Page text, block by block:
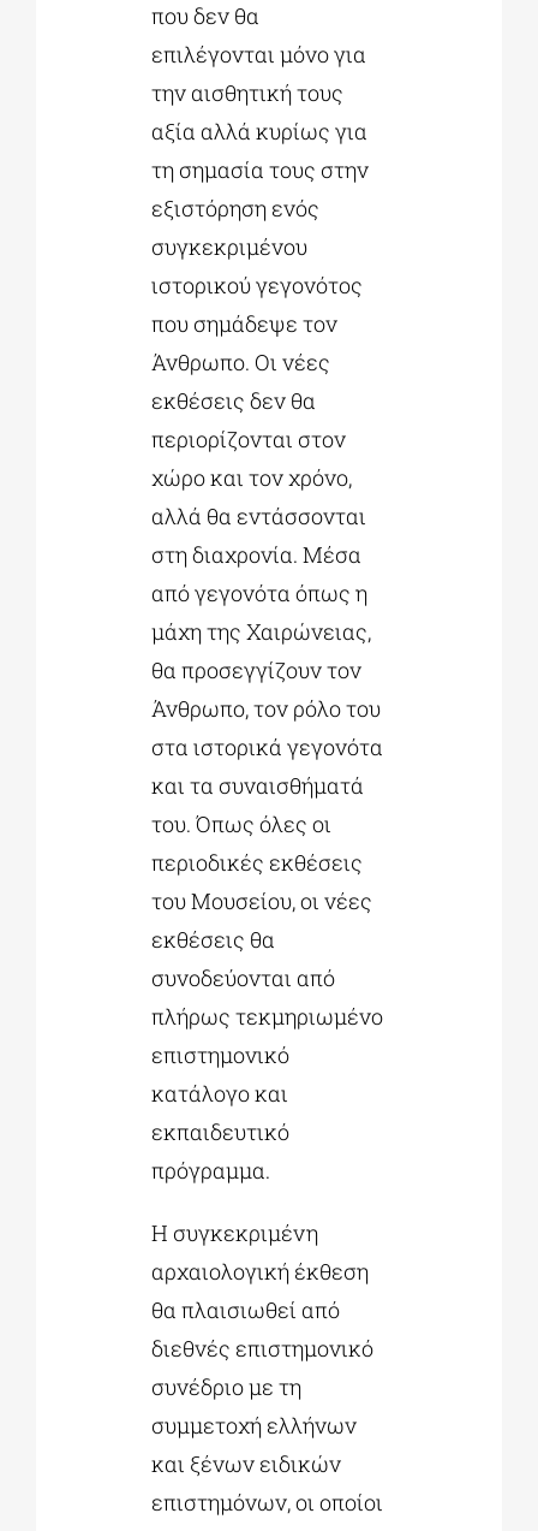
που δεν θα
επιλέγονται μόνο για
την αισθητική τους
αξία αλλά κυρίως για
τη σημασία τους στην
εξιστόρηση ενός
συγκεκριμένου
ιστορικού γεγονότος
που σημάδεψε τον
Άνθρωπο. Οι νέες
εκθέσεις δεν θα
περιορίζονται στον
χώρο και τον χρόνο,
αλλά θα εντάσσονται
στη διαχρονία. Μέσα
από γεγονότα όπως η
μάχη της Χαιρώνειας,
θα προσεγγίζουν τον
Άνθρωπο, τον ρόλο του
στα ιστορικά γεγονότα
και τα συναισθήματά
του. Όπως όλες οι
περιοδικές εκθέσεις
του Μουσείου, οι νέες
εκθέσεις θα
συνοδεύονται από
πλήρως τεκμηριωμένο
επιστημονικό
κατάλογο και
εκπαιδευτικό
πρόγραμμα.
Η συγκεκριμένη
αρχαιολογική έκθεση
θα πλαισιωθεί από
διεθνές επιστημονικό
συνέδριο με τη
συμμετοχή ελλήνων
και ξένων ειδικών
επιστημόνων, οι οποίοι